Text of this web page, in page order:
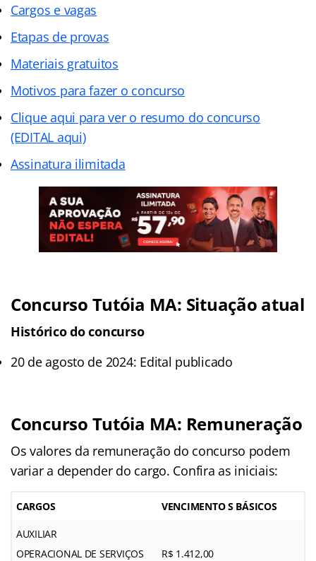
Cargos e vagas
Etapas de provas
Materiais gratuitos
Motivos para fazer o concurso
Clique aqui para ver o resumo do concurso
(EDITAL aqui)
Assinatura ilimitada
Concurso Tutóia MA: Situação atual
Histórico do concurso
20 de agosto de 2024: Edital publicado
Concurso Tutóia MA: Remuneração
Os valores da remuneração do concurso podem
variar a depender do cargo. Confira as iniciais:
CARGOS VENCIMENTO S BÁSICOS
AUXILIAR
OPERACIONAL DE SERVIÇOS
R$ 1.412,00